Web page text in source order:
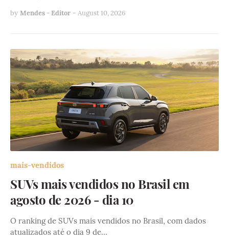
by Mendes - Editor - August 10, 2026
mais-vendidos
SUVs mais vendidos no Brasil em
agosto de 2026 - dia 10
O ranking de SUVs mais vendidos no Brasil, com dados
atualizados até o dia 9 de…